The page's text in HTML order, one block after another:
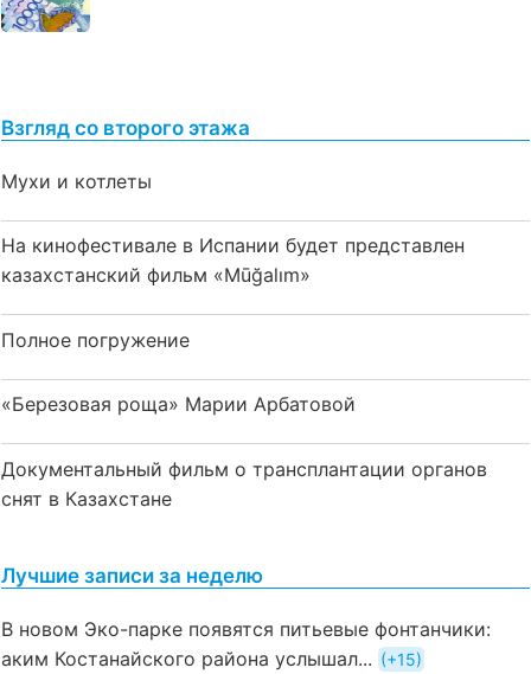
Взгляд со второго этажа
Мухи и котлеты
На кинофестивале в Испании будет представлен
казахстанский фильм «Mūğalım»
Полное погружение
«Березовая роща» Марии Арбатовой
Документальный фильм о трансплантации органов
снят в Казахстане
Лучшие записи за неделю
В новом Эко-парке появятся питьевые фонтанчики:
аким Костанайского района услышал...
+15